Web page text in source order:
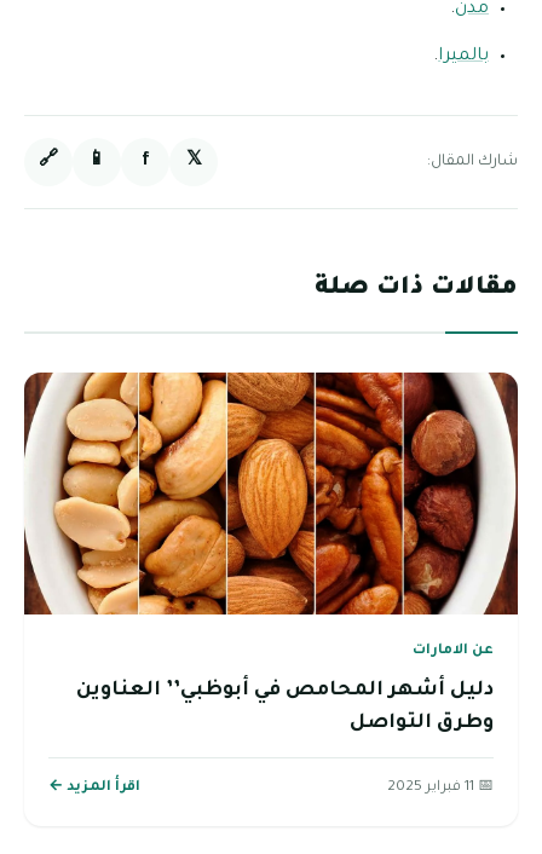
مدن.
بالميرا.
شارك المقال: 𝕏
f
📱
🔗
مقالات ذات صلة
عن الامارات
دليل أشهر المحامص في أبوظبي’’ العناوين
وطرق التواصل
📅 11 فبراير 2025 اقرأ المزيد ←